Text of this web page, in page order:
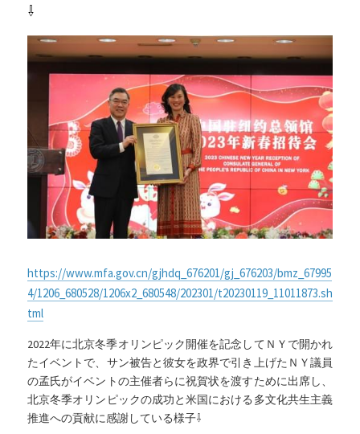
⇩
https://www.mfa.gov.cn/gjhdq_676201/gj_676203/bmz_67995
4/1206_680528/1206x2_680548/202301/t20230119_11011873.sh
tml
2022年に北京冬季オリンピック開催を記念してＮＹで開かれ
たイベントで、サン被告と彼女を政界で引き上げたＮＹ議員
の孟氏がイベントの主催者らに祝賀状を渡すために出席し、
北京冬季オリンピックの成功と米国における多文化共生主義
推進への貢献に感謝している様子⇩